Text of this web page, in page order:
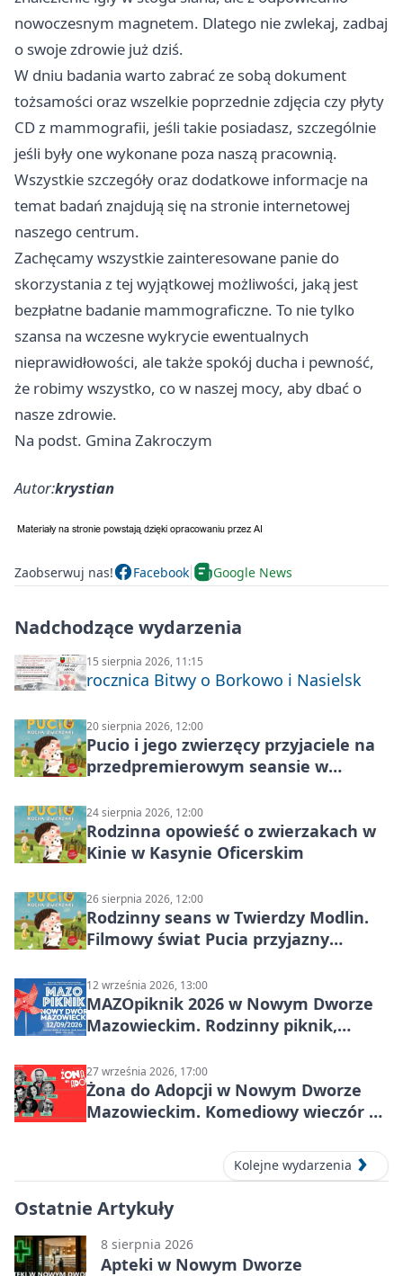
nowoczesnym magnetem. Dlatego nie zwlekaj, zadbaj
o swoje zdrowie już dziś.
W dniu badania warto zabrać ze sobą dokument
tożsamości oraz wszelkie poprzednie zdjęcia czy płyty
CD z mammografii, jeśli takie posiadasz, szczególnie
jeśli były one wykonane poza naszą pracownią.
Wszystkie szczegóły oraz dodatkowe informacje na
temat badań znajdują się na stronie internetowej
naszego centrum.
Zachęcamy wszystkie zainteresowane panie do
skorzystania z tej wyjątkowej możliwości, jaką jest
bezpłatne badanie mammograficzne. To nie tylko
szansa na wczesne wykrycie ewentualnych
nieprawidłowości, ale także spokój ducha i pewność,
że robimy wszystko, co w naszej mocy, aby dbać o
nasze zdrowie.
Na podst. Gmina Zakroczym
Autor:krystian
Zaobserwuj nas! Facebook Google News
Nadchodzące wydarzenia
15 sierpnia 2026, 11:15
rocznica Bitwy o Borkowo i Nasielsk
20 sierpnia 2026, 12:00
Pucio i jego zwierzęcy przyjaciele na
przedpremierowym seansie w
24 sierpnia 2026, 12:00
Rodzinna opowieść o zwierzakach w
Kinie w Kasynie Oficerskim
26 sierpnia 2026, 12:00
Rodzinny seans w Twierdzy Modlin.
Filmowy świat Pucia przyjazny
12 września 2026, 13:00
MAZOpiknik 2026 w Nowym Dworze
Mazowieckim. Rodzinny piknik,
27 września 2026, 17:00
Żona do Adopcji w Nowym Dworze
Mazowieckim. Komediowy wieczór w
Kolejne wydarzenia
Ostatnie Artykuły
8 sierpnia 2026
Apteki w Nowym Dworze